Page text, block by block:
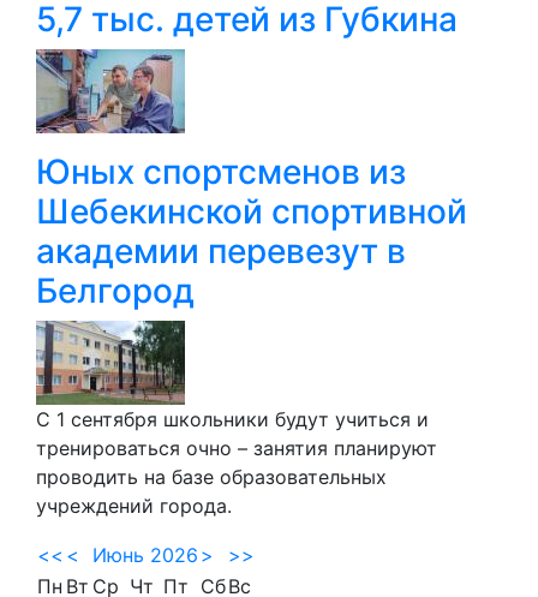
5,7 тыс. детей из Губкина
Юных спортсменов из
Шебекинской спортивной
академии перевезут в
Белгород
С 1 сентября школьники будут учиться и
тренироваться очно – занятия планируют
проводить на базе образовательных
учреждений города.
<< < Июнь 2026 >
>>
Пн Вт Ср Чт Пт СбВс